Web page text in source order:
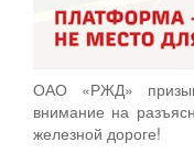
ОАО «РЖД»
внимание на
железной дороге!